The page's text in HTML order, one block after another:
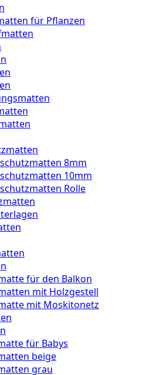
für Pflanzen
8mm
10mm
Rolle
für den Balkon
mit Holzgestell
mit Moskitonetz
für Babys
beige
grau